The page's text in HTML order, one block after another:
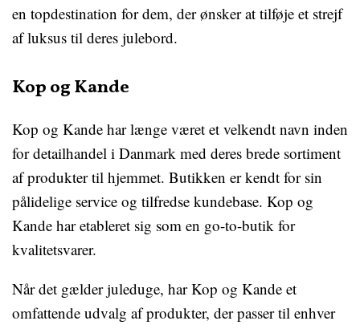
en topdestination for dem, der ønsker at tilføje et strejf
af luksus til deres julebord.
Kop og Kande
Kop og Kande har længe været et velkendt navn inden
for detailhandel i Danmark med deres brede sortiment
af produkter til hjemmet. Butikken er kendt for sin
pålidelige service og tilfredse kundebase. Kop og
Kande har etableret sig som en go-to-butik for
kvalitetsvarer.
Når det gælder juleduge, har Kop og Kande et
omfattende udvalg af produkter, der passer til enhver